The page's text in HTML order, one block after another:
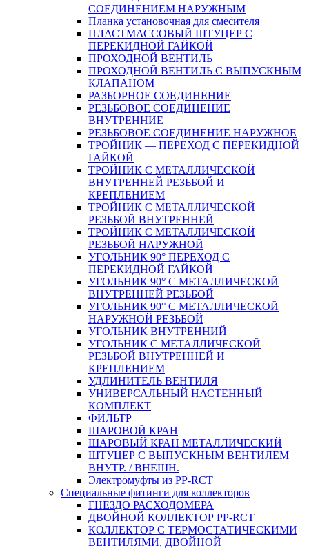
СОЕДИНЕНИЕМ НАРУЖНЫМ
Планка установочная для смесителя
ПЛАСТМАССОВЫЙ ШТУЦЕР С
ПЕРЕКИДНОЙ ГАЙКОЙ
ПРОХОДНОЙ ВЕНТИЛЬ
ПРОХОДНОЙ ВЕНТИЛЬ С ВЫПУСКНЫМ
КЛАПАНОМ
РАЗБОРНОЕ СОЕДИНЕНИЕ
РЕЗЬБОВОЕ СОЕДИНЕНИЕ
ВНУТРЕННИЕ
РЕЗЬБОВОЕ СОЕДИНЕНИЕ НАРУЖНОЕ
ТРОЙНИК — ПЕРЕХОД С ПЕРЕКИДНОЙ
ГАЙКОЙ
ТРОЙНИК С МЕТАЛЛИЧЕСКОЙ
ВНУТРЕННЕЙ РЕЗЬБОЙ И
КРЕПЛЕНИЕМ
ТРОЙНИК С МЕТАЛЛИЧЕСКОЙ
РЕЗЬБОЙ ВНУТРЕННЕЙ
ТРОЙНИК С МЕТАЛЛИЧЕСКОЙ
РЕЗЬБОЙ НАРУЖНОЙ
УГОЛЬНИК 90° ПЕРЕХОД С
ПЕРЕКИДНОЙ ГАЙКОЙ
УГОЛЬНИК 90° С МЕТАЛЛИЧЕСКОЙ
ВНУТРЕННEЙ РЕЗЬБОЙ
УГОЛЬНИК 90° С МЕТАЛЛИЧЕСКОЙ
НАРУЖНОЙ РЕЗЬБОЙ
УГОЛЬНИК ВНУТРЕННИЙ
УГОЛЬНИК С МЕТАЛЛИЧЕСКОЙ
РЕЗЬБОЙ ВНУТРЕННЕЙ И
КРЕПЛЕНИЕМ
УДЛИНИТЕЛЬ ВЕНТИЛЯ
УНИВЕРСАЛЬНЫЙ НАСТЕННЫЙ
КОМПЛЕКТ
ФИЛЬТР
ШАРОВОЙ КРАН
ШАРОВЫЙ КРАН МЕТАЛЛИЧЕСКИЙ
ШТУЦЕР С ВЫПУСКНЫМ ВЕНТИЛЕМ
ВНУТР. / ВНЕШН.
Электромуфты из PP-RCT
Специальные фитинги для коллекторов
ГНЕЗДО РАСХОДОМЕРА
ДВОЙНОЙ КОЛЛЕКТОР PP-RCT
КОЛЛЕКТОР С ТЕРМОСТАТИЧЕСКИМИ
ВЕНТИЛЯМИ, ДВОЙНОЙ